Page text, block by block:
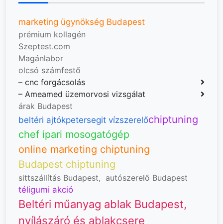
marketing ügynökség Budapest
prémium kollagén
Szeptest.com
Magánlabor
olcsó számfestő
– cnc forgácsolás
– Ameamed üzemorvosi vizsgálat
árak Budapest
beltéri ajtókpetersegit vízszerelőchiptuning
chef ipari mosogatógép
online marketing chiptuning
Budapest chiptuning
sittszállítás Budapest, autószerelő Budapest
téligumi akció
Beltéri műanyag ablak Budapest,
nyílászáró és ablakcsere